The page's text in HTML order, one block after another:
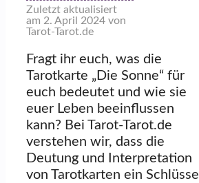
Zuletzt aktualisiert
am 2. April 2024 von
Tarot-Tarot.de
Fragt ihr euch, was die
Tarotkarte „Die Sonne“ für
euch bedeutet und wie sie
euer Leben beeinflussen
kann? Bei Tarot-Tarot.de
verstehen wir, dass die
Deutung und Interpretation
von Tarotkarten ein Schlüssel